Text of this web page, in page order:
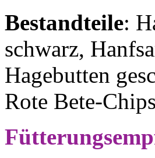
Bestandteile:
schwarz,
Hagebutten
Rote Bete-